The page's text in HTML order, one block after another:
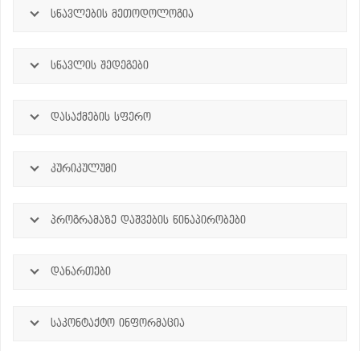
სწავლების მეთოდოლოგია
სწავლის შედეგები
დასაქმების სფერო
კურიკულუმი
პროგრამაზე დაშვების წინაპირობები
დანართები
საკონტაქტო ინფორმაცია